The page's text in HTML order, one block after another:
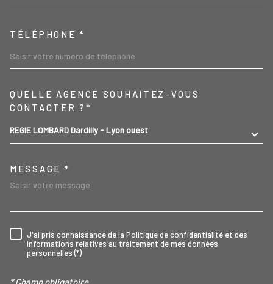
TÉLÉPHONE *
QUELLE AGENCE SOUHAITEZ-VOUS
CONTACTER ?*
REGIE LOMBARD Dardilly - Lyon ouest
MESSAGE *
RÈGLEMENTATION
J'ai pris connaissance de la Politique de confidentialité et des
informations relatives au traitement de mes données
personnelles (*)
* Champ obligatoire